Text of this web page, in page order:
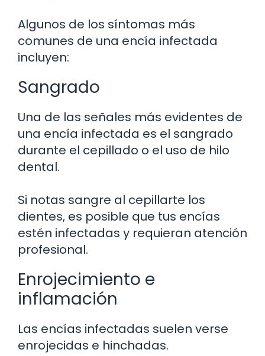
Algunos de los síntomas más
comunes de una encía infectada
incluyen:
Sangrado
Una de las señales más evidentes de
una encía infectada es el sangrado
durante el cepillado o el uso de hilo
dental.
Si notas sangre al cepillarte los
dientes, es posible que tus encías
estén infectadas y requieran atención
profesional.
Enrojecimiento e
inflamación
Las encías infectadas suelen verse
enrojecidas e hinchadas.